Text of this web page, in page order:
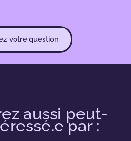
votre question
aussi peut-
par :